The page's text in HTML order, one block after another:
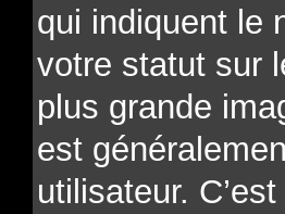
qui indiquent le
votre statut sur
plus grande
est
utilisateur.